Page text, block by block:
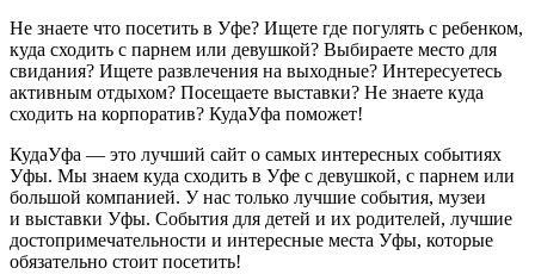
Не знаете что посетить в Уфе? Ищете где погулять с ребенком,
куда сходить с парнем или девушкой? Выбираете место для
свидания? Ищете развлечения на выходные? Интересуетесь
активным отдыхом? Посещаете выставки? Не знаете куда
сходить на корпоратив? КудаУфа поможет!
КудаУфа — это лучший сайт о самых интересных событиях
Уфы. Мы знаем куда сходить в Уфе с девушкой, с парнем или
большой компанией. У нас только лучшие события, музеи
и выставки Уфы. События для детей и их родителей, лучшие
достопримечательности и интересные места Уфы, которые
обязательно стоит посетить!